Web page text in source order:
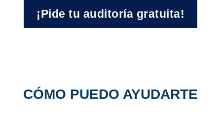
¡Pide tu auditoría gratuita!
CÓMO PUEDO AYUDARTE